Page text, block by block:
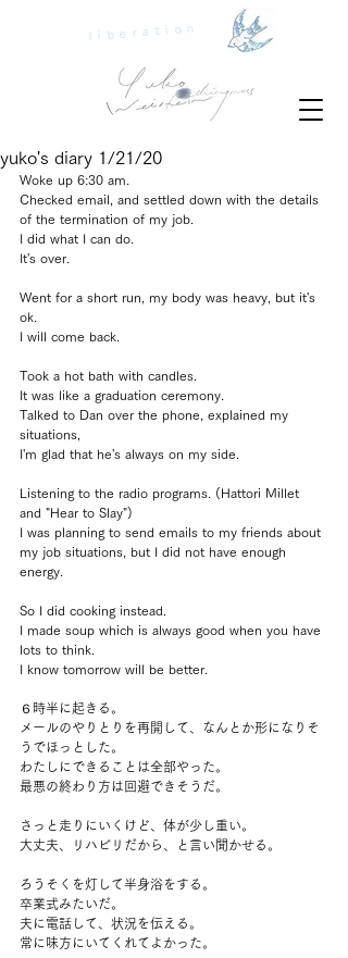
liberation
yuko's diary 1/21/20
Woke up 6:30 am.
Checked email, and settled down with the details
of the termination of my job.
I did what I can do.
It's over.
Went for a short run, my body was heavy, but it's
ok.
I will come back.
Took a hot bath with candles.
It was like a graduation ceremony.
Talked to Dan over the phone, explained my
situations,
I'm glad that he's always on my side.
Listening to the radio programs. (Hattori Millet
and "Hear to Slay")
I was planning to send emails to my friends about
my job situations, but I did not have enough
energy.
So I did cooking instead.
I made soup which is always good when you have
lots to think.
I know tomorrow will be better.
６時半に起きる。
メールのやりとりを再開して、なんとか形になりそ
うでほっとした。
わたしにできることは全部やった。
最悪の終わり方は回避できそうだ。
さっと走りにいくけど、体が少し重い。
大丈夫、リハビリだから、と言い聞かせる。
ろうそくを灯して半身浴をする。
卒業式みたいだ。
夫に電話して、状況を伝える。
常に味方にいてくれてよかった。